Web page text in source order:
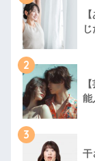
2
能
3
干